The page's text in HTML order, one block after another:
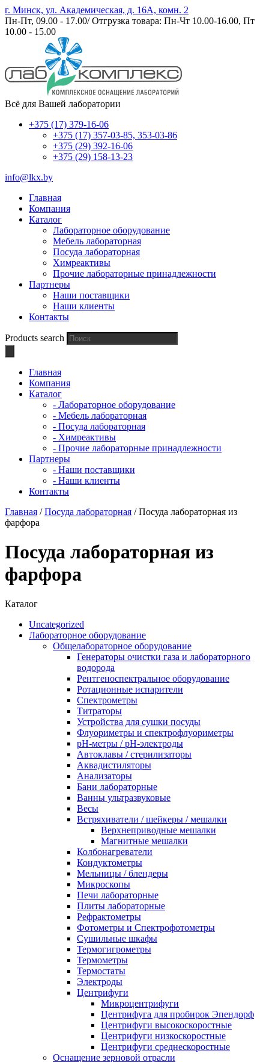
г. Минск, ул. Академическая, д. 16А, комн. 2
Пн-Пт, 09.00 - 17.00/ Отгрузка товара: Пн-Чт 10.00-16.00, Пт
10.00 - 15.00
Всё для Вашей лаборатории
+375 (17) 379-16-06
+375 (17) 357-03-85, 353-03-86
+375 (29) 392-16-06
+375 (29) 158-13-23
info@lkx.by
Главная
Компания
Каталог
Лабораторное оборудование
Мебель лабораторная
Посуда лабораторная
Химреактивы
Прочие лабораторные принадлежности
Партнеры
Наши поставщики
Наши клиенты
Контакты
Products search
Главная
Компания
Каталог
- Лабораторное оборудование
- Мебель лабораторная
- Посуда лабораторная
- Химреактивы
- Прочие лабораторные принадлежности
Партнеры
- Наши поставщики
- Наши клиенты
Контакты
Главная /Посуда лабораторная / Посуда лабораторная из
фарфора
Посуда лабораторная из
фарфора
Каталог
Uncategorized
Лабораторное оборудование
Общелабораторное оборудование
Генераторы очистки газа и лабораторного
водорода
Рентгеноспектральное оборудование
Ротационные испарители
Спектрометры
Титраторы
Устройства для сушки посуды
Флуориметры и спектрофлуориметры
pН-метры / рН-электроды
Автоклавы / стерилизаторы
Аквадистиляторы
Анализаторы
Бани лабораторные
Ванны ультразвуковые
Весы
Встряхиватели / шейкеры / мешалки
Верхнеприводные мешалки
Магнитные мешалки
Колбонагреватели
Кондуктометры
Мельницы / блендеры
Микроскопы
Печи лабораторные
Плиты лабораторные
Рефрактометры
Фотометры и Спектрофотометры
Сушильные шкафы
Термогигрометры
Термометры
Термостаты
Электроды
Центрифуги
Микроцентрифуги
Центрифуга для пробирок Эпендорф
Центрифуги высокоскоростные
Центрифуги низкоскоростные
Центрифуги среднескоростные
Оснащение зерновой отрасли